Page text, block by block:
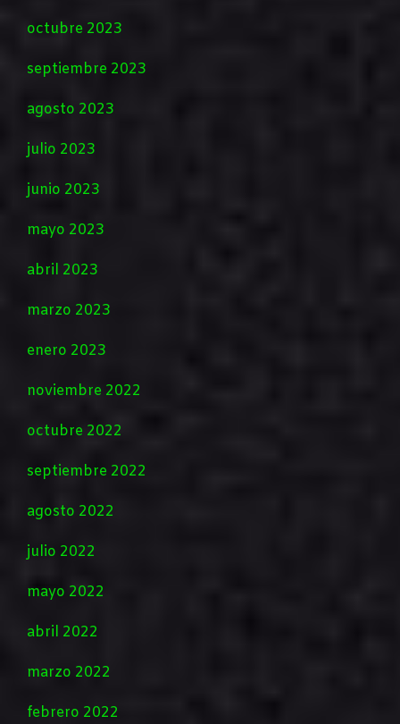
octubre 2023
septiembre 2023
agosto 2023
julio 2023
junio 2023
mayo 2023
abril 2023
marzo 2023
enero 2023
noviembre 2022
octubre 2022
septiembre 2022
agosto 2022
julio 2022
mayo 2022
abril 2022
marzo 2022
febrero 2022